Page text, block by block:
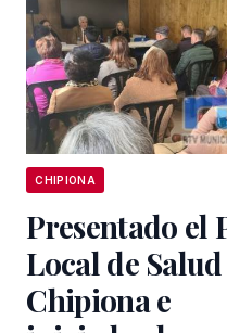
CHIPIONA
Presentado el
Local de
Chipiona e